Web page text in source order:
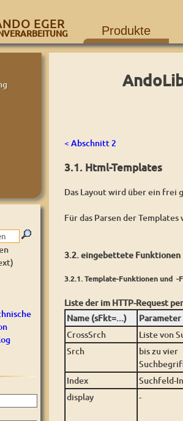
EGER Produkte
< Abschnitt 2
3.1. Html-Templates
Das Layout wird über ein frei
Für das Parsen der
3.2. eingebettete Funktionen
3.2.1. Template-Funktionen und -
Liste der im HTTP-Request
Name (sFkt=...)
Parameter
CrossSrch
Liste von
Srch
bis zu vier
Index
Suchfeld-
display
-